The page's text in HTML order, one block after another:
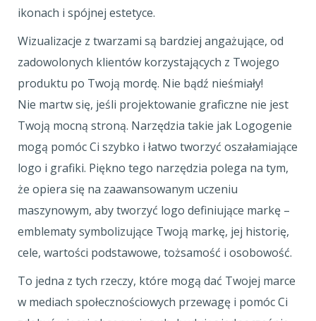
ikonach i spójnej estetyce.
Wizualizacje z twarzami są bardziej angażujące, od
zadowolonych klientów korzystających z Twojego
produktu po Twoją mordę. Nie bądź nieśmiały!
Nie martw się, jeśli projektowanie graficzne nie jest
Twoją mocną stroną. Narzędzia takie jak Logogenie
mogą pomóc Ci szybko i łatwo tworzyć oszałamiające
logo i grafiki. Piękno tego narzędzia polega na tym,
że opiera się na zaawansowanym uczeniu
maszynowym, aby tworzyć logo definiujące markę –
emblematy symbolizujące Twoją markę, jej historię,
cele, wartości podstawowe, tożsamość i osobowość.
To jedna z tych rzeczy, które mogą dać Twojej marce
w mediach społecznościowych przewagę i pomóc Ci